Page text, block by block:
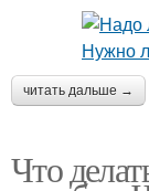
читать дальше →
Что